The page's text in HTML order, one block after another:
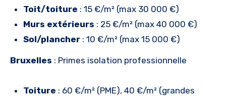
Toit/toiture : 15 €/m² (max 30 000 €)
Murs extérieurs : 25 €/m² (max 40 000 €)
Sol/plancher: 10 €/m² (max 15 000 €)
Bruxelles : Primes isolation professionnelle
Toiture : 60 €/m² (PME), 40 €/m² (grandes